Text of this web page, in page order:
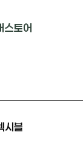
스토어
시블